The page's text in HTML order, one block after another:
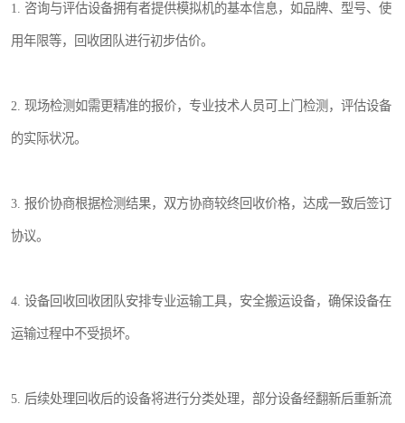
1. 咨询与评估设备拥有者提供模拟机的基本信息，如品牌、型号、使
用年限等，回收团队进行初步估价。
2. 现场检测如需更精准的报价，专业技术人员可上门检测，评估设备
的实际状况。
3. 报价协商根据检测结果，双方协商较终回收价格，达成一致后签订
协议。
4. 设备回收回收团队安排专业运输工具，安全搬运设备，确保设备在
运输过程中不受损坏。
5. 后续处理回收后的设备将进行分类处理，部分设备经翻新后重新流